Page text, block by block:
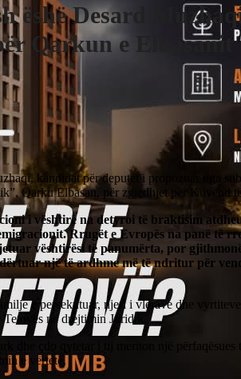
ëshë Desard
Qarkun e Elbasanit
kandidat për deputet i propozuar nga
Qarku Elbasan, për zgjedhjet për Kuvend të
i vështirë na detyroi të braktisim
Rrugët e Evropës na panë të
vështirësi të panumërta, por
një të ardhme më të ndritur për
e persekutuar, njeri i vlerave dhe
në drejtimin Juridik.
dhe çdo qytetar i tij meriton një përfaqësues
e vërtetë.